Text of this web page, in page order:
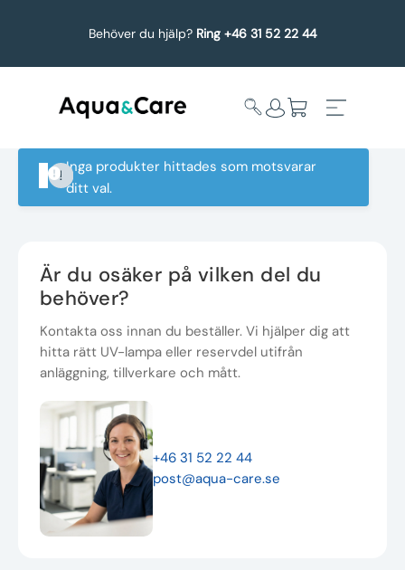
Behöver du hjälp? Ring +46 31 52 22 44
Köp reservdelar
Uppgradering
Underhållstips
Inga produkter hittades som motsvarar
ditt val.
Är du osäker på vilken del du
behöver?
Kontakta oss innan du beställer. Vi hjälper dig att
hitta rätt UV-lampa eller reservdel utifrån
anläggning, tillverkare och mått.
+46 31 52 22 44
post@aqua-care.se